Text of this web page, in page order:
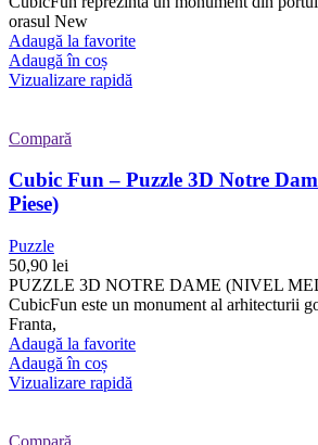
orasul New
Adaugă la favorite
Adaugă în coș
Vizualizare rapidă
Compară
Cubic Fun – Puzzle 3D Notre
Piese)
Puzzle
50,90 lei
PUZZLE 3D NOTRE DAME (NIVEL
CubicFun este un monument al arhitecturii
Franta,
Adaugă la favorite
Adaugă în coș
Vizualizare rapidă